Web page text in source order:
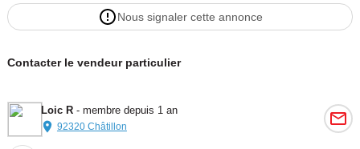
Nous signaler cette annonce
Contacter le vendeur particulier
Loic R- membre depuis 1 an
92320 Châtillon